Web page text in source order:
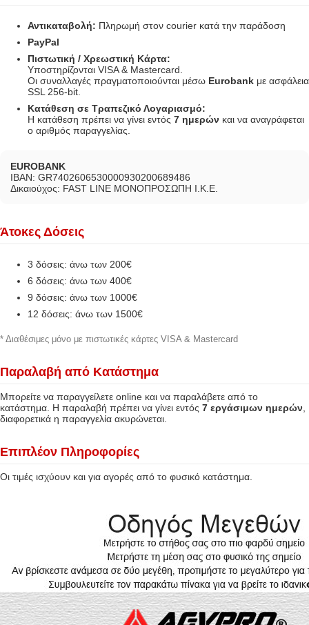
Αντικαταβολή: Πληρωμή στον courier κατά την παράδοση
PayPal
Πιστωτική / Χρεωστική Κάρτα:
Υποστηρίζονται VISA & Mastercard.
Οι συναλλαγές πραγματοποιούνται μέσω Eurobank με ασφάλεια
SSL 256-bit.
Κατάθεση σε Τραπεζικό Λογαριασμό:
Η κατάθεση πρέπει να γίνει εντός 7 ημερών και να αναγράφεται
ο αριθμός παραγγελίας.
EUROBANK
IBAN: GR7402606530000930200689486
Δικαιούχος: FAST LINE ΜΟΝΟΠΡΟΣΩΠΗ Ι.Κ.Ε.
Άτοκες Δόσεις
3 δόσεις: άνω των 200€
6 δόσεις: άνω των 400€
9 δόσεις: άνω των 1000€
12 δόσεις: άνω των 1500€
* Διαθέσιμες μόνο με πιστωτικές κάρτες VISA & Mastercard
Παραλαβή από Κατάστημα
Μπορείτε να παραγγείλετε online και να παραλάβετε από το
κατάστημα. Η παραλαβή πρέπει να γίνει εντός 7 εργάσιμων ημερών
διαφορετικά η παραγγελία ακυρώνεται.
Επιπλέον Πληροφορίες
Οι τιμές ισχύουν και για αγορές από το φυσικό κατάστημα.